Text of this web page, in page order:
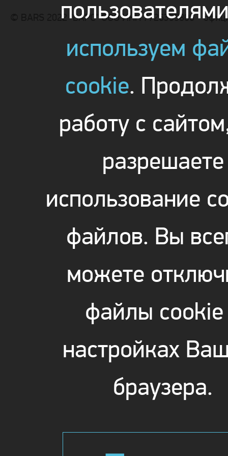
© BARS 2022 "БАРС" ООО ИНН 7726355800 -
используем
cookie.
работу с
разрешаете
использование
файлов. Вы
можете
файлы cookie
настройках
браузера.